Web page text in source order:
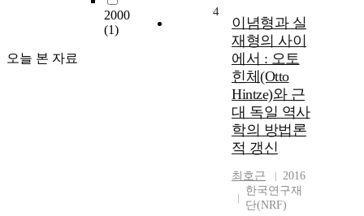
2000
(1)
오늘 본 자료
4
이념형과 실
재형의 사이
에서 : 오토
힌체(Otto
Hintze)와 근
대 독일 역사
학의 방법론
적 갱신
최호근
2016
한국연구재
단(NRF)